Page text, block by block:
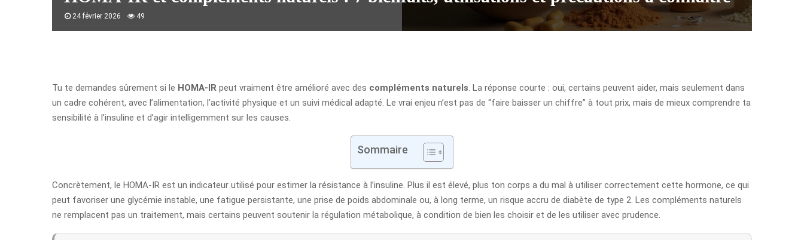
24 février 2026 49
Tu te demandes sûrement si le HOMA-IR peut vraiment être amélioré avec des compléments naturels . La réponse courte : oui, certains peuvent aider, mais seulement dans
un cadre cohérent, avec l’alimentation, l’activité physique et un suivi médical adapté. Le vrai enjeu n’est pas de “faire baisser un chiffre” à tout prix, mais de mieux comprendre ta
sensibilité à l’insuline et d’agir intelligemment sur les causes.
Sommaire
Concrètement, le HOMA-IR est un indicateur utilisé pour estimer la résistance à l’insuline. Plus il est élevé, plus ton corps a du mal à utiliser correctement cette hormone, ce qui
peut favoriser une glycémie instable, une fatigue persistante, une prise de poids abdominale ou, à long terme, un risque accru de diabète de type 2. Les compléments naturels
ne remplacent pas un traitement, mais certains peuvent soutenir la régulation métabolique, à condition de bien les choisir et de les utiliser avec prudence.